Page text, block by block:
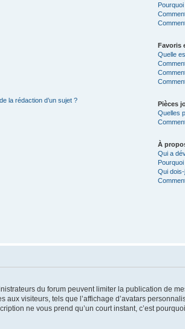
la rédaction d’un sujet ?
Favoris
Quelle
Pièces
Quelles
À
Qui a
Qui
du forum peuvent limiter la publication de
visiteurs, tels que l’affichage d’avatars
ne vous prend qu’un court instant, c’est